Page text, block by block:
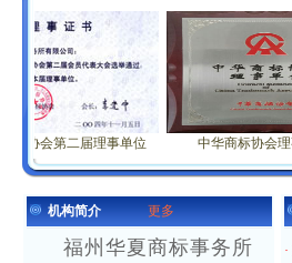
协会第二届理事单位 中华商标协会理
机构简介 更多
福州华夏商标事务所
·